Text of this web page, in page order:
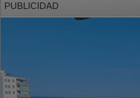
PUBLICIDAD